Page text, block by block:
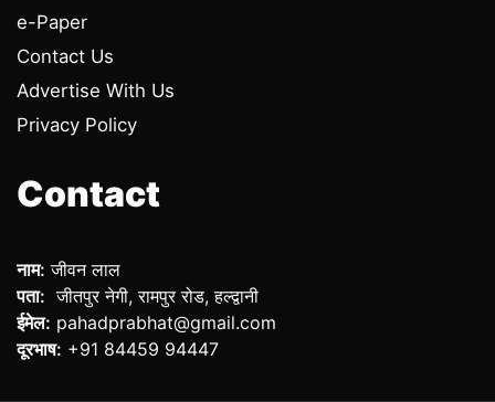
e-Paper
Contact Us
Advertise With Us
Privacy Policy
Contact
नाम: जीवन लाल
पता: जीतपुर नेगी, रामपुर रोड, हल्द्वानी
ईमेल: pahadprabhat@gmail.com
दूरभाष: +91 84459 94447